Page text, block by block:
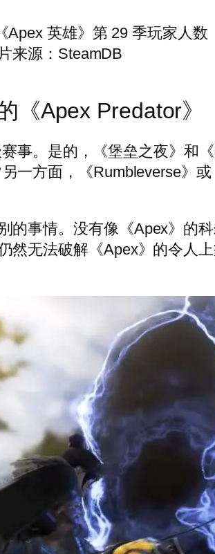
来源：SteamDB
《Apex Predator》
事。是的，《堡垒之夜》和
另一方面，《Rumbleverse》
的事情。没有像《Apex》的
无法破解《Apex》的令人